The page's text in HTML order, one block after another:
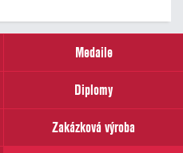
Medaile
Diplomy
Zakázková výroba